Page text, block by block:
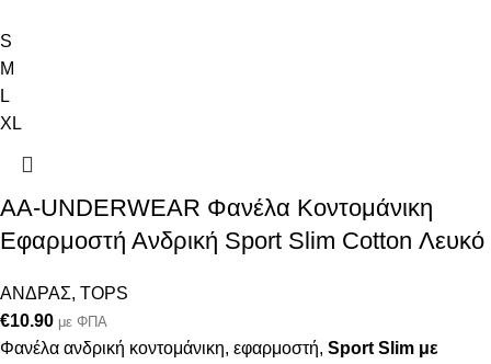
S
M
L
XL
AA-UNDERWEAR Φανέλα Κοντομάνικη
Εφαρμοστή Ανδρική Sport Slim Cotton Λευκό
ΑΝΔΡΑΣ, TOPS
€10.90 με ΦΠΑ
Φανέλα ανδρική κοντομάνικη, εφαρμοστή, Sport Slim με